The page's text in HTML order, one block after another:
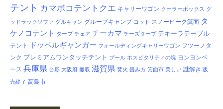
テント カマボコテントクエ キャリーワゴン クーラーボックス グ
ッドラックソファ グルキャン グループキャンプ コット スノーピーク箕面 タ
ケノコテント タープ チェア チーカマ チーズタープ テキーラテーブル
テント ドッペルギャンガー フォールディングキャリーワゴン フツーノタ
ンク プレミアムワンタッチテント プール ホスピタリティの塊 ヨンヨンベ
ース 兵庫県 台形 大阪府 撤収 滋賀県 焚火 畳み方 箕面市 美しい 謎解き 販
売終了 高島市